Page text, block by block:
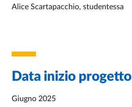
Alice Scartapacchio, studentessa
Data inizio progetto
Giugno 2025